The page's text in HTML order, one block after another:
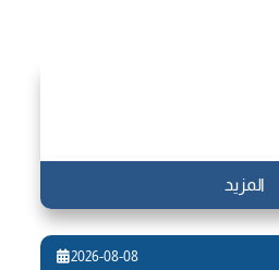
المزيد
2026-08-08